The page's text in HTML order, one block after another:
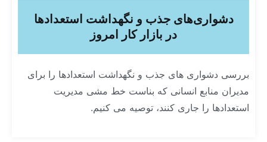
دشواری‌های جذب و نگهداشت استعدادها
در بازار کار امروز
بررسی دشواری های جذب و نگهداشت استعدادها را برای
مدیران منابع انسانی که بناست خط مشی مدیریت
استعدادها را جاری کنند، توصیه می کنیم.